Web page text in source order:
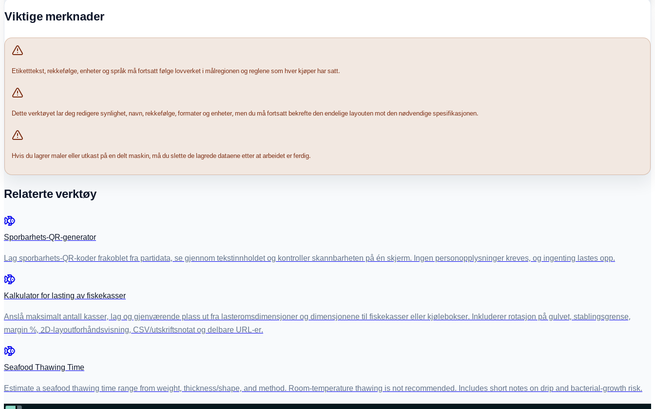
Viktige merknader
Etiketttekst, rekkefølge, enheter og språk må fortsatt følge lovverket i målregionen og reglene som hver kjøper har satt.
Dette verktøyet lar deg redigere synlighet, navn, rekkefølge, formater og enheter, men du må fortsatt bekrefte den endelige layouten mot den nødvendige spesifikasjonen.
Hvis du lagrer maler eller utkast på en delt maskin, må du slette de lagrede dataene etter at arbeidet er ferdig.
Relaterte verktøy
Sporbarhets-QR-generator
Lag sporbarhets-QR-koder frakoblet fra partidata, se gjennom tekstinnholdet og kontroller skannbarheten på én skjerm. Ingen personopplysninger kreves, og ingenting lastes opp.
Kalkulator for lasting av fiskekasser
Anslå maksimalt antall kasser, lag og gjenværende plass ut fra lasteromsdimensjoner og dimensjonene til fiskekasser eller kjølebokser. Inkluderer rotasjon på gulvet, stablingsgrense,
margin %, 2D-layoutforhåndsvisning, CSV/utskriftsnotat og delbare URL-er.
Seafood Thawing Time
Estimate a seafood thawing time range from weight, thickness/shape, and method. Room-temperature thawing is not recommended. Includes short notes on drip and bacterial-growth risk.